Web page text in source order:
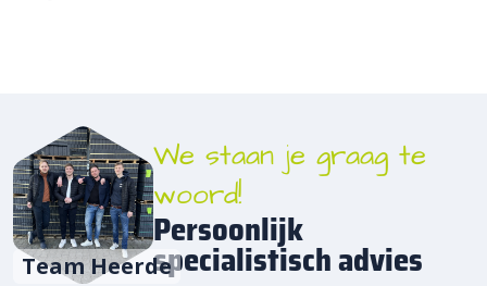
Team Heerde
We staan je graag te
woord!
Persoonlijk
specialistisch advies